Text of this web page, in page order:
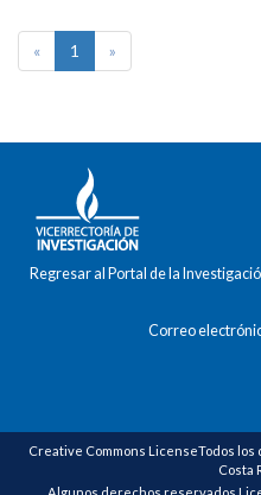
« 1 »
Regresar al Portal de la
Correo
Creative Commons LicenseTodos
Costa